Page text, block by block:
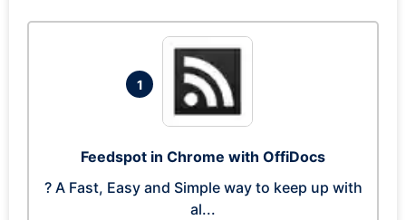
1
Feedspot in Chrome with OffiDocs
? A Fast, Easy and Simple way to keep up with
al...